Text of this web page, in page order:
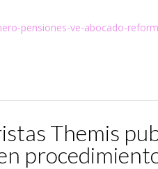
pensiones-ve-abocado-
Themis